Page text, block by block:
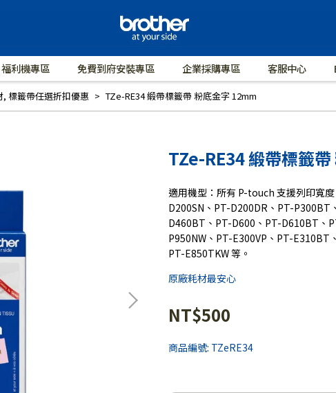
福利機專區 免費到府安裝專區 企業採購專區 客服中心
, 標籤帶任選折扣優惠 TZe-RE34 緞帶標籤帶 粉底金字 12mm
TZe-RE34 緞帶標籤
適用機型：所有 P-touch 支援列印寬
D200SN、PT-D200DR、PT-
D460BT、PT-D600、PT-D610BT、
P950NW、PT-E300VP、PT-E310BT
PT-E850TKW 等。
原廠耗材最安心
NT$500
商品編號: TZeRE34